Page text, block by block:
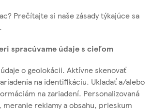
Prečítajte si naše zásady týkajúce sa
.
spracúvame údaje s cieľom
o geolokácii. Aktívne skenovať
na identifikáciu. Ukladať a/alebo
na zariadení. Personalizovaná
meranie reklamy a obsahu, prieskum